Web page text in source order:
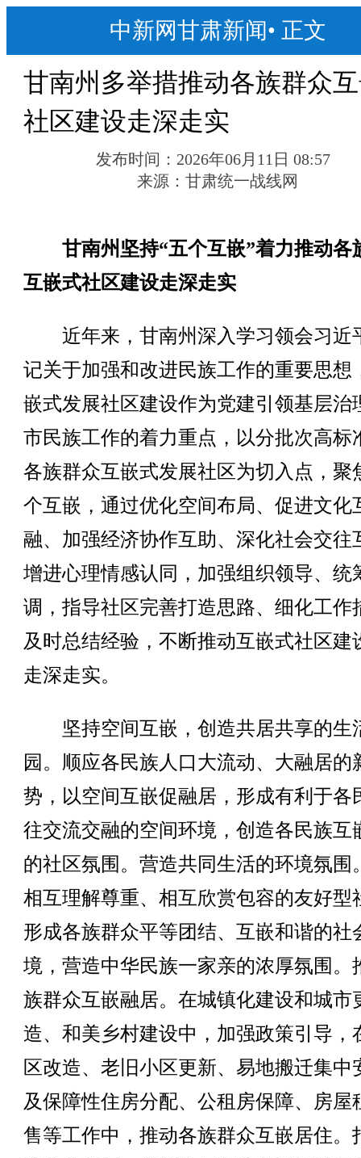
中新网甘肃新闻• 正文
甘南州多举措推动各族群众
社区建设走深走实
发布时间： 2026年06月11日 08:57
来源： 甘肃统一战线网
甘南州坚持“五个互嵌”着力推动各
互嵌式社区建设走深走实
近年来，甘南州深入学习领会习近
记关于加强和改进民族工作的重要思想
嵌式发展社区建设作为党建引领基层治
市民族工作的着力重点，以分批次高标
各族群众互嵌式发展社区为切入点，聚
个互嵌，通过优化空间布局、促进文化
融、加强经济协作互助、深化社会交往
增进心理情感认同，加强组织领导、统
调，指导社区完善打造思路、细化工作
及时总结经验，不断推动互嵌式社区建
走深走实。
坚持空间互嵌，创造共居共享的生
园。顺应各民族人口大流动、大融居的
势，以空间互嵌促融居，形成有利于各
往交流交融的空间环境，创造各民族互
的社区氛围。营造共同生活的环境氛围
相互理解尊重、相互欣赏包容的友好型
形成各族群众平等团结、互嵌和谐的社
境，营造中华民族一家亲的浓厚氛围。
族群众互嵌融居。在城镇化建设和城市
造、和美乡村建设中，加强政策引导，
区改造、老旧小区更新、易地搬迁集中
及保障性住房分配、公租房保障、房屋
售等工作中，推动各族群众互嵌居住。